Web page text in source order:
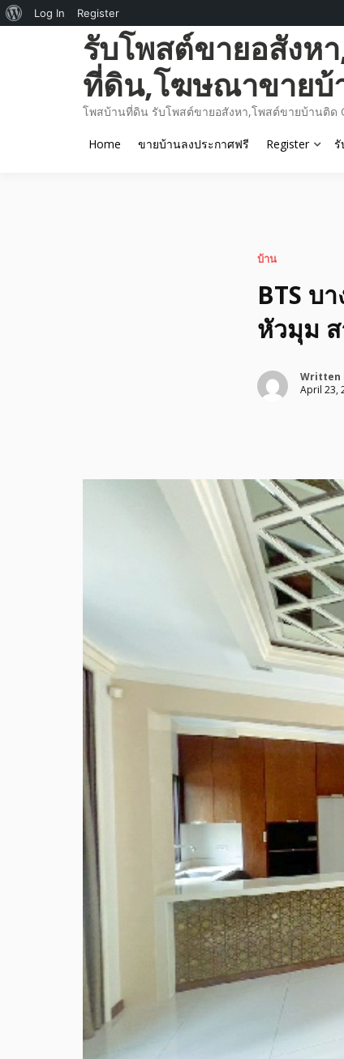
รับโพสต์ขายอสังห
ที่ดิน,โฆษณาขายบ้
โพสบ้านที่ดิน รับโพสต์ขายอสังหา,โพสต์ขายบ้านติด
Home ขายบ้านลงประกาศฟรี Register รั
บ้าน
BTS บ
หัวมุม
Written
April 23,
About
Log In Register